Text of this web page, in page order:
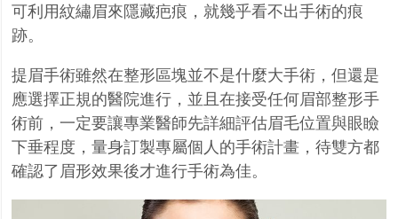
可利用紋繡眉來隱藏疤痕，就幾乎看不出手術的痕
跡。
提眉手術雖然在整形區塊並不是什麼大手術，但還是
應選擇正規的醫院進行，並且在接受任何眉部整形手
術前，一定要讓專業醫師先詳細評估眉毛位置與眼瞼
下垂程度，量身訂製專屬個人的手術計畫，待雙方都
確認了眉形效果後才進行手術為佳。